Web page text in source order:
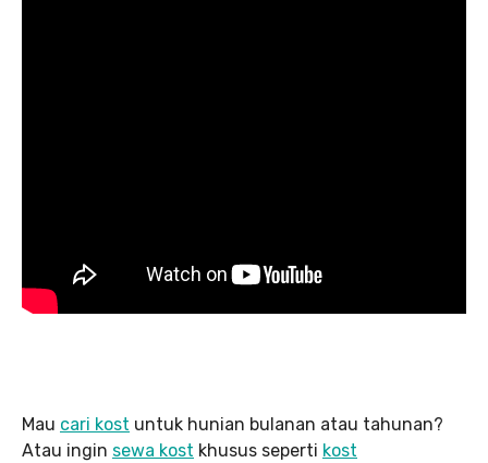
Mau cari kost untuk hunian bulanan atau tahunan?
Atau ingin sewa kost khusus seperti kost